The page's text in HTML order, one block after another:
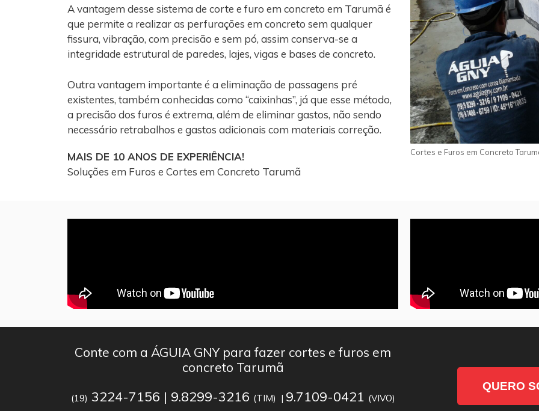
A vantagem desse sistema de corte e furo em concreto em Tarumã é
que permite a realizar as perfurações em concreto sem qualquer
fissura, vibração, com precisão e sem pó, assim conserva-se a
integridade estrutural de paredes, lajes, vigas e bases de concreto.
Outra vantagem importante é a eliminação de passagens pré
existentes, também conhecidas como “caixinhas”, já que esse método,
a precisão dos furos é extrema, além de eliminar gastos, não sendo
necessário retrabalhos e gastos adicionais com materiais correção.
MAIS DE 10 ANOS DE EXPERIÊNCIA!
Soluções em Furos e Cortes em Concreto Tarumã
Cortes e Furos em Concreto
Conte com a ÁGUIA GNY para fazer cortes e furos em
concreto Tarumã
(19) 3224-7156 | 9.8299-3216 (TIM) | 9.7109-0421 (VIVO)
QUERO